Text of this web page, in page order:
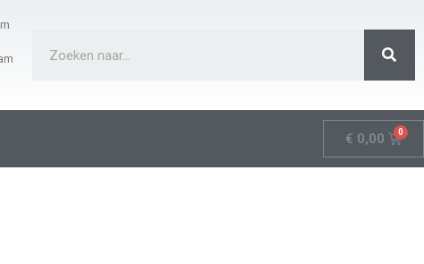
€ 0,00